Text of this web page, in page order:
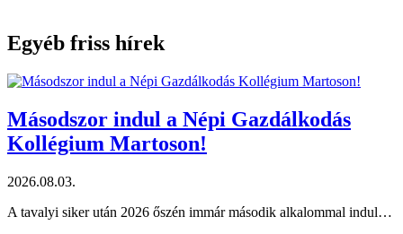
Egyéb friss hírek
Másodszor indul a Népi Gazdálkodás
Kollégium Martoson!
2026.08.03.
A tavalyi siker után 2026 őszén immár második alkalommal indul…